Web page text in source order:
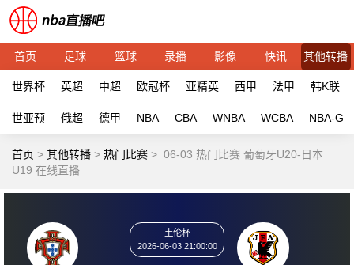
首页 足球 篮球 录播 影像 快讯 其他转播
世界杯 英超 中超 欧冠杯 亚精英 西甲 法甲 韩K联
世亚预 俄超 德甲 NBA CBA WNBA WCBA NBA-G
首页 > 其他转播 > 热门比赛 > 06-03 热门比赛 葡萄牙U20-日本
U19 在线直播